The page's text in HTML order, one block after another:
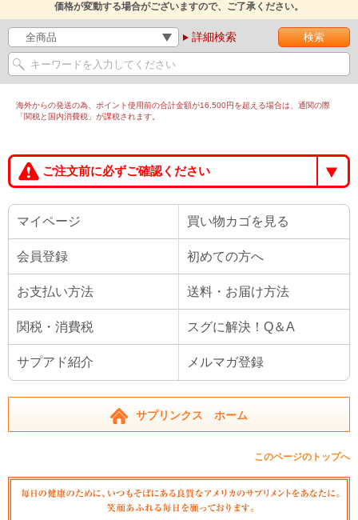
価格が変動する場合がございますので、ご了承ください。
詳細検索
海外からの発送の為、ポイント使用前の合計金額が16,500円を超える場合は、通関の際
「関税と国内消費税」が課税されます。
ご注文前に必ずご確認ください
マイページ 買い物カゴを見る
会員登録 初めての方へ
お支払い方法 送料・お届け方法
関税・消費税 スグに解決！Q＆A
サプアド紹介 メルマガ登録
サプリンクス ホーム
このページのトップへ